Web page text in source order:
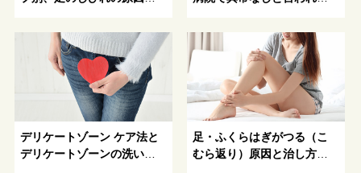
がジンジンする原因や糖尿
病や神経障害なども解説
てみませんか？
デリケートゾーン ケア法と
デリケートゾーンの洗い方
足・ふくらはぎがつる（こ
むら返り）原因と治し方・